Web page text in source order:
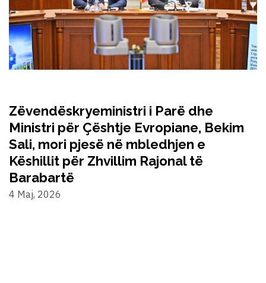
Zëvendëskryeministri i Parë dhe
Ministri për Çështje Evropiane, Bekim
Sali, mori pjesë në mbledhjen e
Këshillit për Zhvillim Rajonal të
Barabartë
4 Maj, 2026